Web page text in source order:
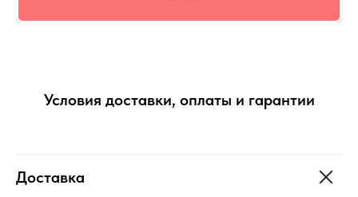
Условия доставки, оплаты и гарантии
Доставка